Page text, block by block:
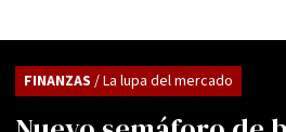
FINANZAS / La lupa del mercado